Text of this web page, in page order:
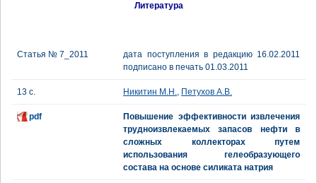
Литература
Статья № 7_2011
дата поступления в редакцию 16.02.2011
подписано в печать 01.03.2011
13 с. Никитин М.Н., Петухов А.В.
pdf
Повышение эффективности извлечения
трудноизвлекаемых запасов нефти в
сложных коллекторах путем
использования гелеобразующего
состава на основе силиката натрия